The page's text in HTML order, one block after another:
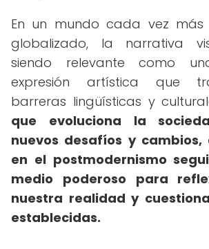
En un mundo cada vez
globalizado, la narrativa
siendo relevante como
expresión artística que
barreras lingüísticas y
que evoluciona la
nuevos desafíos y
en el postmodernismo
medio poderoso para
nuestra realidad y
establecidas.